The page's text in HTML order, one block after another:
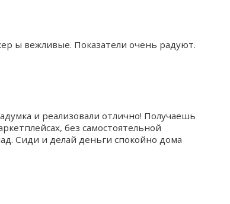
ы вежливые. Показатели очень радуют.
и реализовали отлично! Получаешь
без самостоятельной
Сиди и делай деньги спокойно дома